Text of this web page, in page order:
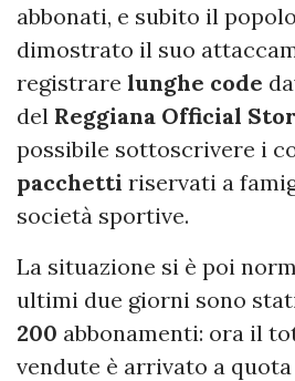
abbonati, e subito il
dimostrato il suo
registrare lunghe code
del Reggiana Official
possibile sottoscrivere i
pacchetti riservati a
società sportive.
La situazione si è poi
ultimi due giorni sono
200 abbonamenti: ora il
vendute è arrivato a quota